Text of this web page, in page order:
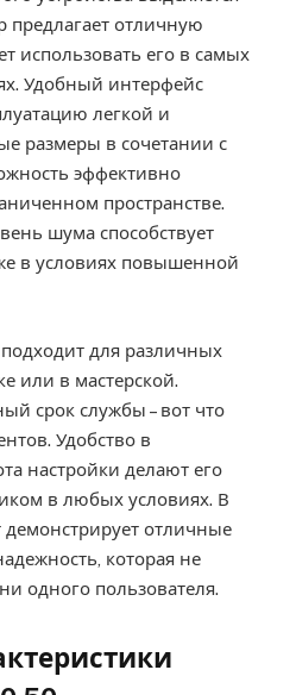
предлагает отличную
использовать его в самых
Удобный интерфейс
легкой и
размеры в сочетании с
эффективно
пространстве.
шума способствует
в условиях повышенной
для различных
или в мастерской.
срок службы – вот что
Удобство в
настройки делают его
в любых условиях. В
отличные
которая не
одного пользователя.